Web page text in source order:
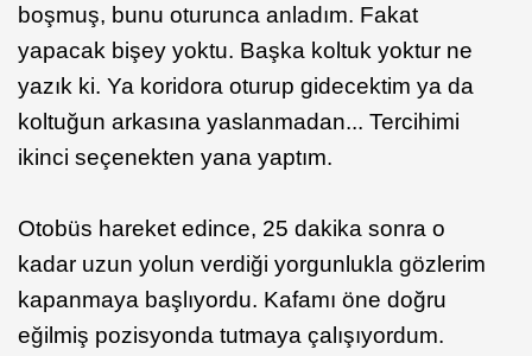
boşmuş, bunu oturunca anladım. Fakat
yapacak bişey yoktu. Başka koltuk yoktur ne
yazık ki. Ya koridora oturup gidecektim ya da
koltuğun arkasına yaslanmadan... Tercihimi
ikinci seçenekten yana yaptım.
Otobüs hareket edince, 25 dakika sonra o
kadar uzun yolun verdiği yorgunlukla gözlerim
kapanmaya başlıyordu. Kafamı öne doğru
eğilmiş pozisyonda tutmaya çalışıyordum.